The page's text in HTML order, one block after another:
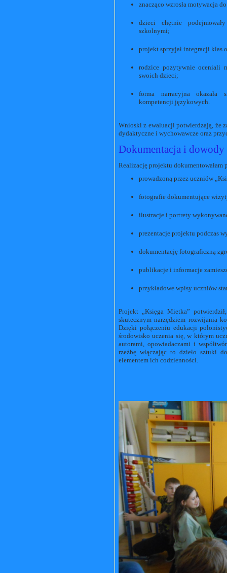
znacząco wzrosła motywacja
dzieci chętnie
szkolnymi;
projekt sprzyjał integracji klas
rodzice pozytywnie oceniali
swoich dzieci;
forma narracyjna okazała
kompetencji językowych.
Wnioski z ewaluacji potwierdzają, że
dydaktyczne i wychowawcze oraz
Dokumentacja i
Realizację projektu dokumentowałam
prowadzoną przez uczniów
fotografie dokumentujące
ilustracje i portrety
prezentacje projektu podczas
dokumentację fotograficzną
publikacje i informacje
przykładowe wpisy uczniów
Projekt „Księga Mietka”
skutecznym narzędziem rozwijania
Dzięki połączeniu edukacji
środowisko uczenia się, w którym
autorami, opowiadaczami i
rzeźbę włączając to dzieło sztuki
elementem ich codzienności.